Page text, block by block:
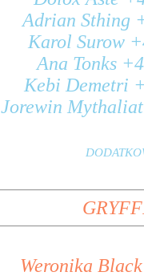
Adrian Sthing
Karol Surow
Ana Tonks
Kebi Demetri
Jorewin
Weronika